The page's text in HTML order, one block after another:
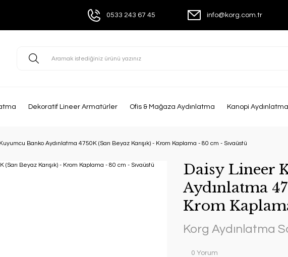
0533 243 67 45 info@korg.com.tr
Dekoratif Lineer Armatürler Ofis & Mağaza Aydınlatma Kanopi Aydınlatma
Banko Aydınlatma 4750K (Sarı Beyaz Karışık) - Krom Kaplama - 80 cm - Sıvaüstü
Daisy Lineer
Aydınlatma
Krom
Korg Aydınlatma
0 Yorum